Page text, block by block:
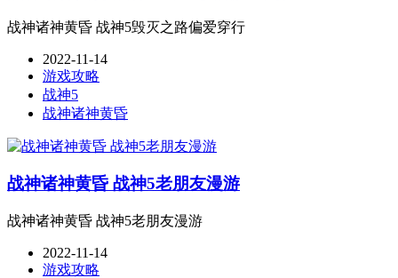
战神诸神黄昏 战神5毁灭之路偏爱穿行
2022-11-14
游戏攻略
战神5
战神诸神黄昏
战神诸神黄昏 战神5老朋友漫游
战神诸神黄昏 战神5老朋友漫游
2022-11-14
游戏攻略